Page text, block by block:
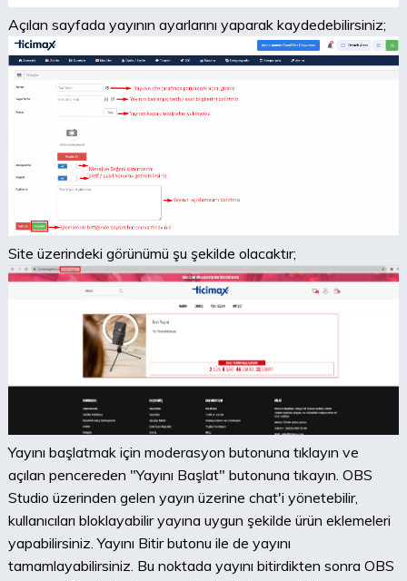
Açılan sayfada yayının ayarlarını yaparak kaydedebilirsiniz;
Site üzerindeki görünümü şu şekilde olacaktır;
Yayını başlatmak için moderasyon butonuna tıklayın ve
açılan pencereden "Yayını Başlat" butonuna tıkayın. OBS
Studio üzerinden gelen yayın üzerine chat'i yönetebilir,
kullanıcıları bloklayabilir yayına uygun şekilde ürün eklemeleri
yapabilirsiniz. Yayını Bitir butonu ile de yayını
tamamlayabilirsiniz. Bu noktada yayını bitirdikten sonra OBS